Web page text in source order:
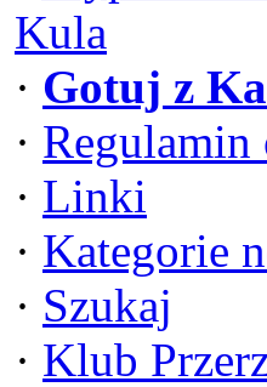
Kula
· Gotuj z
· Regulamin
· Linki
· Kategorie
· Szukaj
· Klub